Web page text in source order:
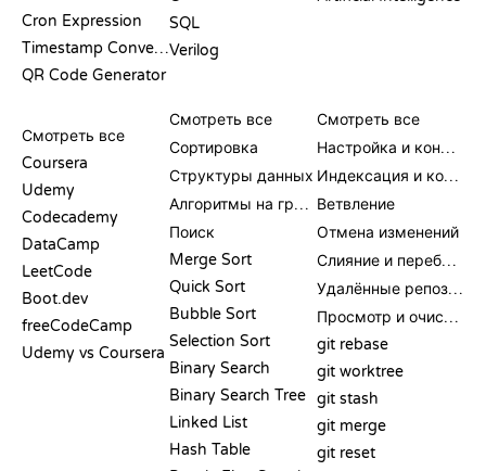
Cron Expression
Timestamp Converter
QR Code Generator
SQL
Verilog
Смотреть все
Coursera
Udemy
Codecademy
DataCamp
LeetCode
Boot.dev
freeCodeCamp
Udemy vs Coursera
Смотреть все
Сортировка
Структуры данных
Алгоритмы на графах
Поиск
Merge Sort
Quick Sort
Bubble Sort
Selection Sort
Binary Search
Binary Search Tree
Linked List
Hash Table
Смотреть все
Настройка и конфигурация
Индексация и коммит
Ветвление
Отмена изменений
Слияние и перебазирование
Удалённые репозитории
Просмотр и очистка
git rebase
git worktree
git stash
git merge
git reset